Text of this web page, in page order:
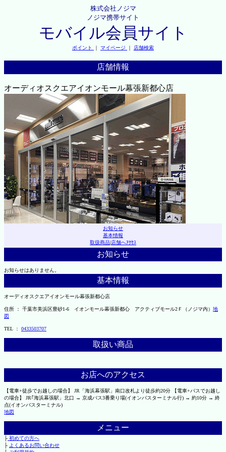
株式会社ノジマ
ノジマ携帯サイト
モバイル会員サイト
ポイント ｜ マイページ ｜ 店舗検索
店舗情報
オーディオスクエアイオンモール幕張新都心店
お知らせ
基本情報
取扱商品|店舗へｱｸｾｽ
お知らせ
お知らせはありません。
基本情報
オーディオスクエアイオンモール幕張新都心店
住所 ： 千葉市美浜区豊砂1-6 イオンモール幕張新都心 アクティブモール2Ｆ（ノジマ内） 地
図
TEL ： 0433503707
取扱い商品
お店へのアクセス
【電車+徒歩でお越しの場合】 JR「海浜幕張駅」南口改札より徒歩約20分 【電車+バスでお越し
の場合】 JR｢海浜幕張駅」北口 → 京成バス3番乗り場(イオンバスターミナル行) → 約10分 → 終
点(イオンバスターミナル)
地図
メニュー
├初めての方へ
├ よくあるお問い合わせ